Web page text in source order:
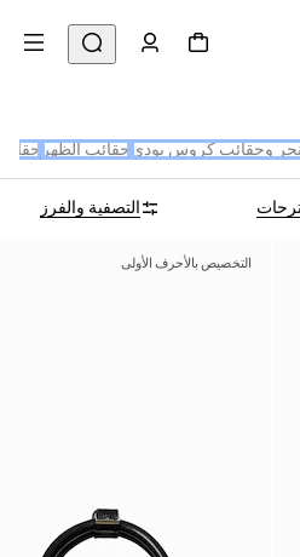
وحقائب كروس بودي حقائب الظهر
التصفية والفرز
التخصيص بالأحرف الأولى